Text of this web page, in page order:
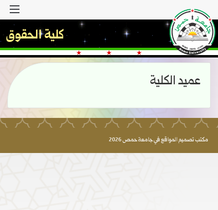
كلية الحقوق
عميد الكلية
مكتب تصميم المواقع في جامعة حمص 2026